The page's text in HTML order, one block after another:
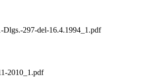
Dlgs.-297-del-16.4.1994_1.pdf
2010_1.pdf